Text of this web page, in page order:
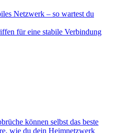
Netzwerk – so wartest du
für eine stabile Verbindung
können selbst das beste
wie du dein Heimnetzwerk